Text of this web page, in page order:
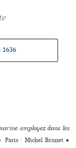
1636
employez dans les
Paris : Michel Brunet ●